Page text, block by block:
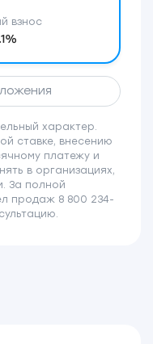
взнос
характер.
ставке, внесению
платежу и
в организациях,
За полной
продаж 8 800 234-